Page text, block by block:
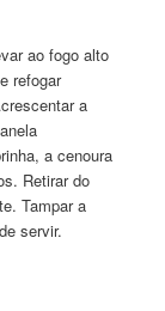
ao fogo alto
refogar
a
a cenoura
Retirar do
Tampar a
servir.